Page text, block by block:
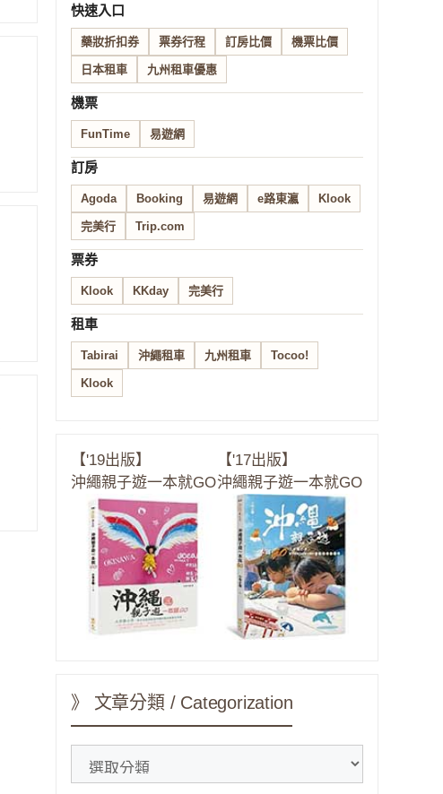
快速入口
藥妝折扣券 票券行程 訂房比價 機票比價
日本租車 九州租車優惠
機票
FunTime 易遊網
訂房
Agoda Booking 易遊網 e路東瀛 Klook
完美行 Trip.com
票券
Klook KKday 完美行
租車
Tabirai 沖繩租車 九州租車 Tocoo!
Klook
【'19出版】
沖繩親子遊一本就GO
【'17出版】
沖繩親子遊一本就GO
》 文章分類 / Categorization